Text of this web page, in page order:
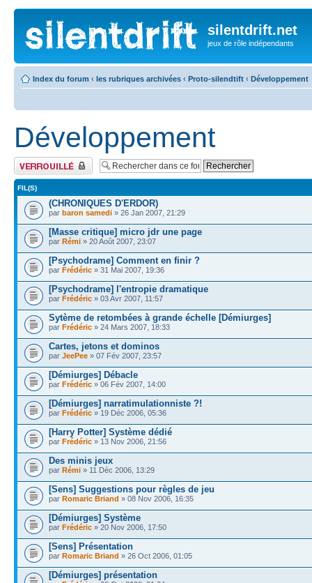
silentdrift.net
jeux de rôle indépendants
Index du forum ‹ les rubriques archivées ‹ Proto-silendtift ‹ Développement
Développement
Forum verrouillé
FIL(S)
(CHRONIQUES D'ERDOR)
par baron samedi » 26 Jan 2007, 21:29
[Masse critique] micro jdr une page
par Rémi » 20 Août 2007, 23:07
[Psychodrame] Comment en finir ?
par Frédéric » 31 Mai 2007, 19:36
[Psychodrame] l'entropie dramatique
par Frédéric » 03 Avr 2007, 11:57
Sytème de retombées à grande échelle [Démiurges]
par Frédéric » 24 Mars 2007, 18:33
Cartes, jetons et dominos
par JeePee » 07 Fév 2007, 23:57
[Démiurges] Débacle
par Frédéric » 06 Fév 2007, 14:00
[Démiurges] narratimulationniste ?!
par Frédéric » 19 Déc 2006, 05:36
[Harry Potter] Système dédié
par Frédéric » 13 Nov 2006, 21:56
Des minis jeux
par Rémi » 11 Déc 2006, 13:29
[Sens] Suggestions pour règles de jeu
par Romaric Briand » 08 Nov 2006, 16:35
[Démiurges] Système
par Frédéric » 20 Nov 2006, 17:50
[Sens] Présentation
par Romaric Briand » 26 Oct 2006, 01:05
[Démiurges] présentation